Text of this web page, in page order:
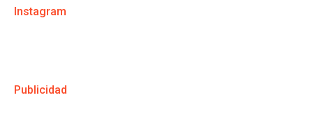
Instagram
Publicidad